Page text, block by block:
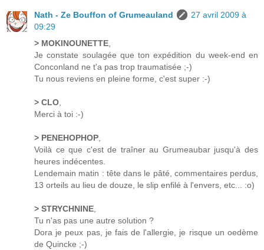
Nath - Ze Bouffon of Grumeauland
27 avril 2009 à
09:29
> MOKINOUNETTE,
Je constate soulagée que ton expédition du week-end en
Conconland ne t'a pas trop traumatisée ;-)
Tu nous reviens en pleine forme, c'est super :-)
> CLO,
Merci à toi :-)
> PENEHOPHOP,
Voilà ce que c'est de traîner au Grumeaubar jusqu'à des
heures indécentes.
Lendemain matin : tête dans le pâté, commentaires perdus,
13 orteils au lieu de douze, le slip enfilé à l'envers, etc... :o)
> STRYCHNINE,
Tu n'as pas une autre solution ?
Dora je peux pas, je fais de l'allergie, je risque un oedème
de Quincke ;-)